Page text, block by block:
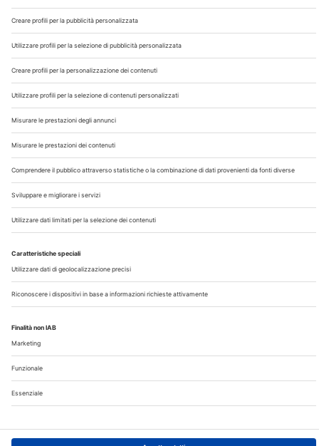
Chi Siamo
Contatti
Note Legali
Privacy
©2026 Edra S.p.a | www.edraspa.it | P.iva 08056040960
| Tel. 02/881841 | Sede legale: Viale Enrico Forlanini 21 -
20134 Milano (Italy)
Registrazione Tribunale di Milano n° 5578/2022 del
5/05/2022